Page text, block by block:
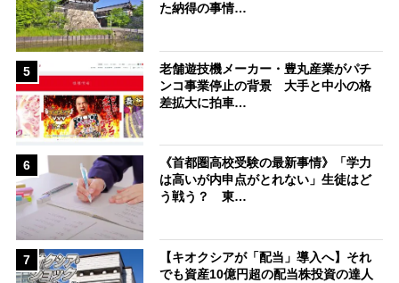
た納得の事情…
5
老舗遊技機メーカー・豊丸産業がパチ
ンコ事業停止の背景 大手と中小の格
差拡大に拍車…
6
《首都圏高校受験の最新事情》「学力
は高いが内申点がとれない」生徒はど
う戦う？ 東…
7
【キオクシアが「配当」導入へ】それ
でも資産10億円超の配当株投資の達人